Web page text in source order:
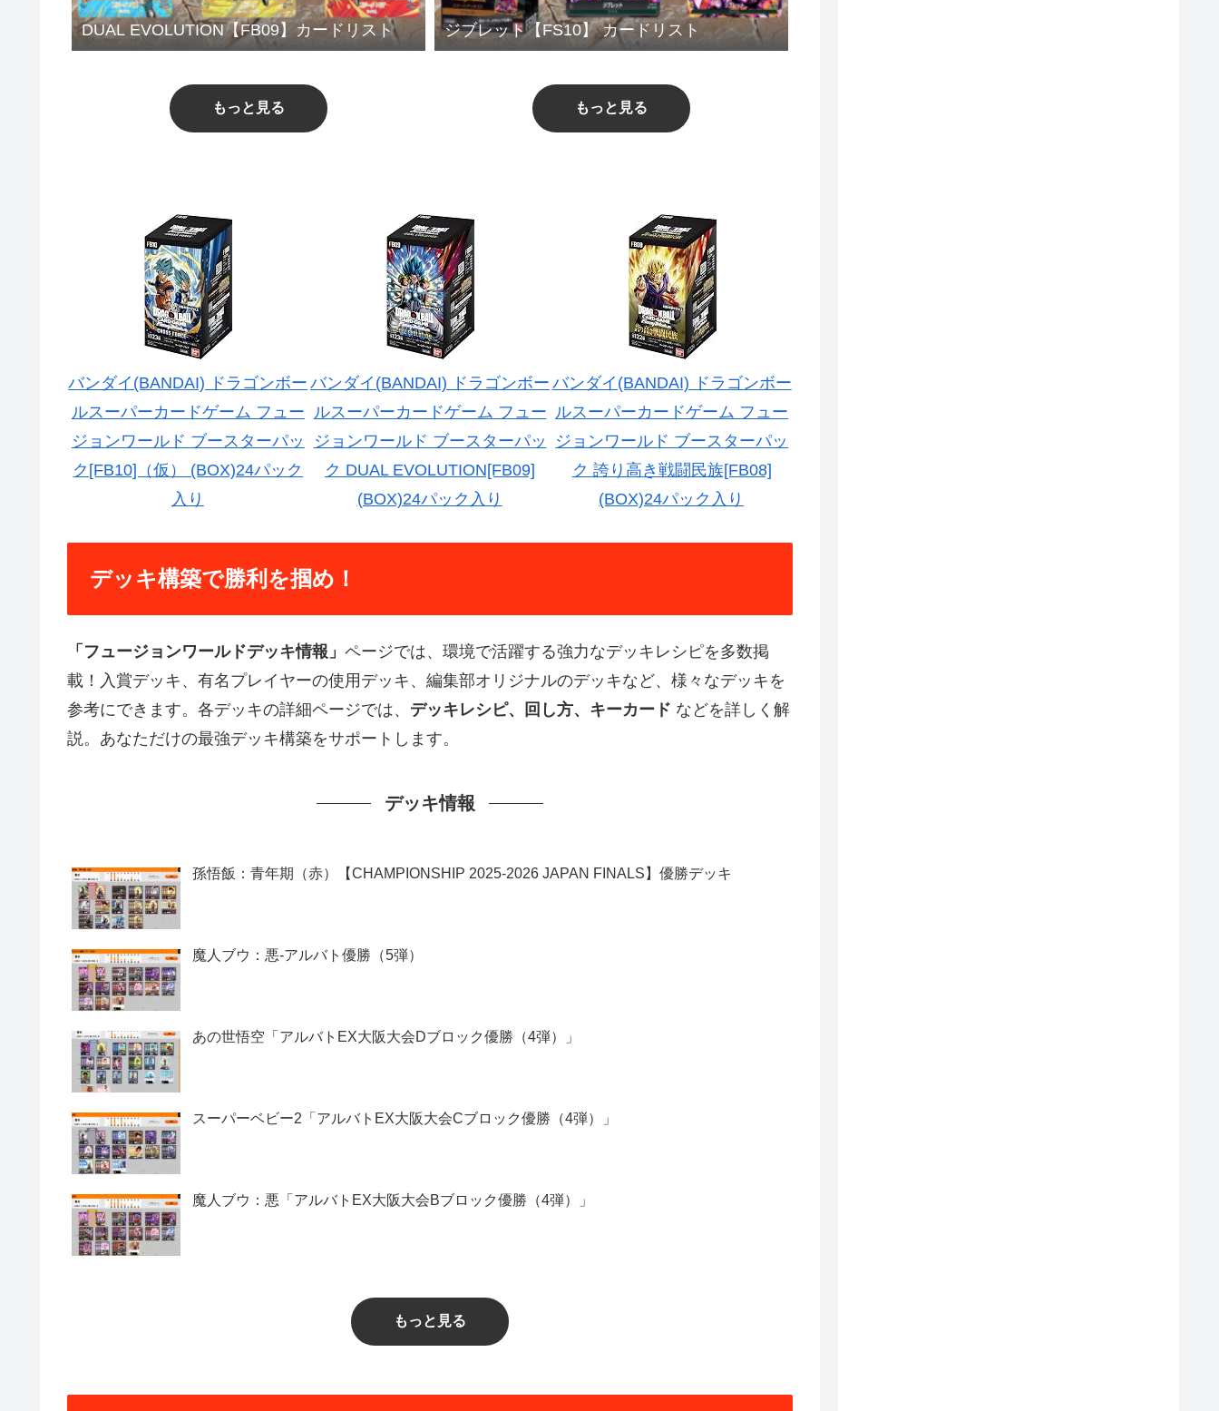
DUAL EVOLUTION【FB09】カードリスト
もっと見る
ジブレット【FS10】 カードリスト
もっと見る
バンダイ(BANDAI) ドラゴンボー
ルスーパーカードゲーム フュー
ジョンワールド ブースターパッ
ク[FB10]（仮） (BOX)24パック
入り
バンダイ(BANDAI) ドラゴンボー
ルスーパーカードゲーム フュー
ジョンワールド ブースターパッ
ク DUAL EVOLUTION[FB09]
(BOX)24パック入り
バンダイ(BANDAI) ドラゴンボー
ルスーパーカードゲーム フュー
ジョンワールド ブースターパッ
ク 誇り高き戦闘民族[FB08]
(BOX)24パック入り
デッキ構築で勝利を掴め！
「フュージョンワールドデッキ情報」 ページでは、環境で活躍する強力なデッキレシピを多数掲
載！入賞デッキ、有名プレイヤーの使用デッキ、編集部オリジナルのデッキなど、様々なデッキを
参考にできます。各デッキの詳細ページでは、 デッキレシピ、回し方、キーカード などを詳しく解
説。あなただけの最強デッキ構築をサポートします。
デッキ情報
孫悟飯：青年期（赤）【CHAMPIONSHIP 2025-2026 JAPAN FINALS】優勝デッキ
魔人ブウ：悪-アルバト優勝（5弾）
あの世悟空「アルバトEX大阪大会Dブロック優勝（4弾）」
スーパーベビー2「アルバトEX大阪大会Cブロック優勝（4弾）」
魔人ブウ：悪「アルバトEX大阪大会Bブロック優勝（4弾）」
もっと見る